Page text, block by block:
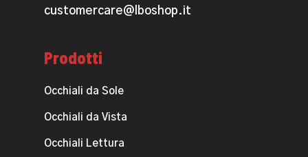
customercare@lboshop.it
Prodotti
Occhiali da Sole
Occhiali da Vista
Occhiali Lettura